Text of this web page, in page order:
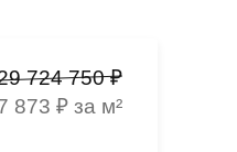
724 750 ₽
873 ₽ за м²